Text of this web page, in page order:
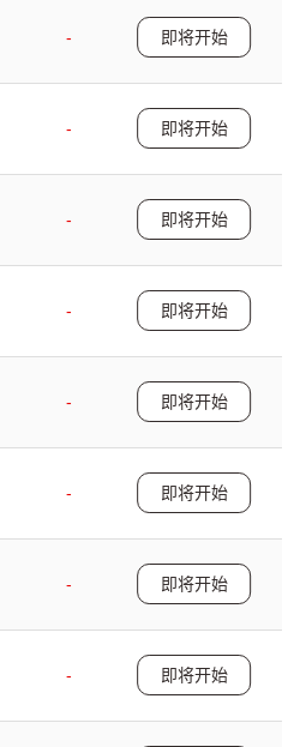
-
即将开始
-
即将开始
-
即将开始
-
即将开始
-
即将开始
-
即将开始
-
即将开始
-
即将开始